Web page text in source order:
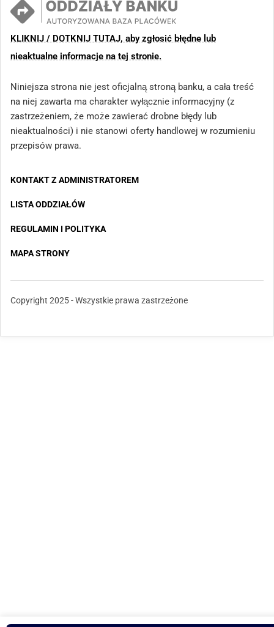
KLIKNIJ / DOTKNIJ TUTAJ, aby zgłosić błędne lub
nieaktualne informacje na tej stronie.
Niniejsza strona nie jest oficjalną stroną banku, a cała treść
na niej zawarta ma charakter wyłącznie informacyjny (z
zastrzeżeniem, że może zawierać drobne błędy lub
nieaktualności) i nie stanowi oferty handlowej w rozumieniu
przepisów prawa.
KONTAKT Z ADMINISTRATOREM
LISTA ODDZIAŁÓW
REGULAMIN I POLITYKA
MAPA STRONY
Copyright 2025 - Wszystkie prawa zastrzeżone